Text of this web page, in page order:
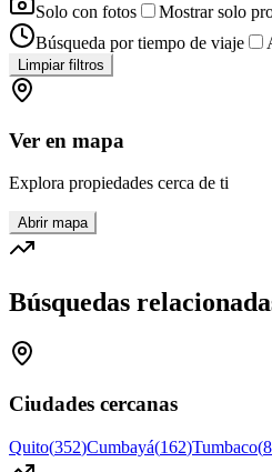
Solo con fotos
Mostrar solo
Búsqueda por tiempo de viaje
Limpiar filtros
Ver en mapa
Explora propiedades cerca de ti
Abrir mapa
Búsquedas
Ciudades cercanas
Quito(352)Cumbayá(162)Tumbaco(